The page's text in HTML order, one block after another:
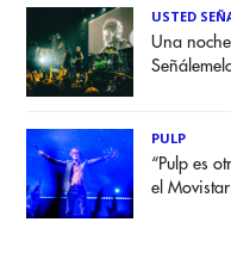
USTED
Una
PULP
“Pulp es
el